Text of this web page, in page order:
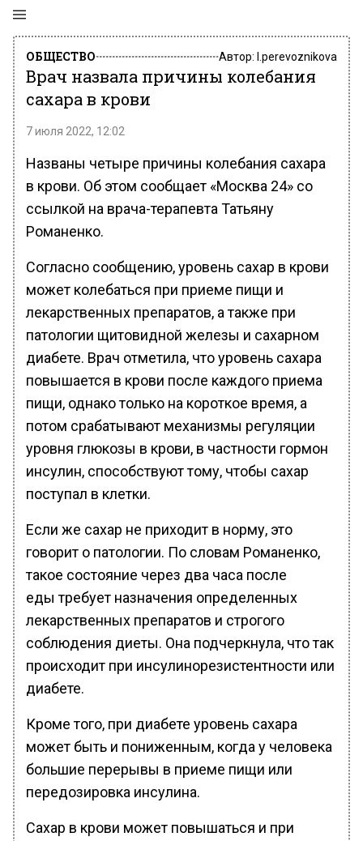
ОБЩЕСТВО Автор: l.perevoznikova
Врач назвала причины колебания
сахара в крови
7 июля 2022, 12:02
Названы четыре причины колебания сахара
в крови. Об этом сообщает «Москва 24» со
ссылкой на врача-терапевта Татьяну
Романенко.
Согласно сообщению, уровень сахар в крови
может колебаться при приеме пищи и
лекарственных препаратов, а также при
патологии щитовидной железы и сахарном
диабете. Врач отметила, что уровень сахара
повышается в крови после каждого приема
пищи, однако только на короткое время, а
потом срабатывают механизмы регуляции
уровня глюкозы в крови, в частности гормон
инсулин, способствуют тому, чтобы сахар
поступал в клетки.
Если же сахар не приходит в норму, это
говорит о патологии. По словам Романенко,
такое состояние через два часа после
еды требует назначения определенных
лекарственных препаратов и строгого
соблюдения диеты. Она подчеркнула, что так
происходит при инсулинорезистентности или
диабете.
Кроме того, при диабете уровень сахара
может быть и пониженным, когда у человека
большие перерывы в приеме пищи или
передозировка инсулина.
Сахар в крови может повышаться и при